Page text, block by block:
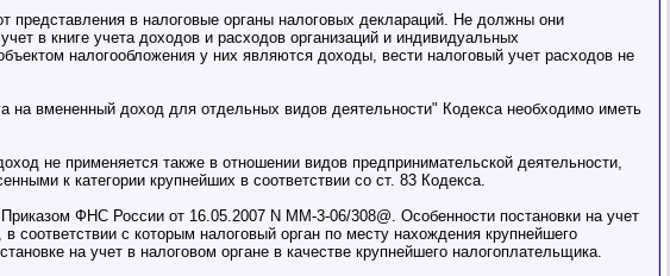
представления в налоговые органы налоговых деклараций. Не должны они
в книге учета доходов и расходов организаций и индивидуальных
налогообложения у них являются доходы, вести налоговый учет расходов не
на вмененный доход для отдельных видов деятельности" Кодекса необходимо иметь
не применяется также в отношении видов предпринимательской деятельности,
к категории крупнейших в соответствии со ст. 83 Кодекса.
ФНС России от 16.05.2007 N ММ-3-06/308@. Особенности постановки на учет
с которым налоговый орган по месту нахождения крупнейшего
на учет в налоговом органе в качестве крупнейшего налогоплательщика.